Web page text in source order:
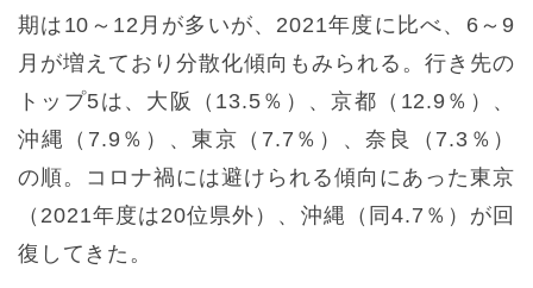
期は10～12月が多いが、2021年度に比べ、6～9
月が増えており分散化傾向もみられる。行き先の
トップ5は、大阪（13.5％）、京都（12.9％）、
沖縄（7.9％）、東京（7.7％）、奈良（7.3％）
の順。コロナ禍には避けられる傾向にあった東京
（2021年度は20位県外）、沖縄（同4.7％）が回
復してきた。